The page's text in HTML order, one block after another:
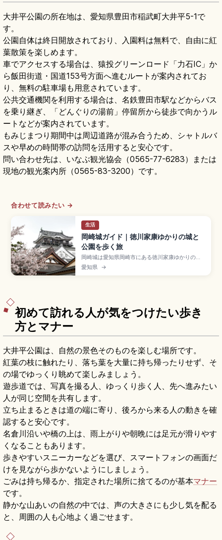
大井平公園の所在地は、愛知県豊田市稲武町大井平5-1で
す。
公園自体は終日開放されており、入園料は無料で、自由に紅
葉散策を楽しめます。
車でアクセスする場合は、猿投グリーンロード「力石IC」か
ら飯田街道・国道153号方面へ進むルートが案内されてお
り、無料の駐車場も用意されています。
公共交通機関を利用する場合は、名鉄豊田市駅などからバス
を乗り継ぎ、「どんぐりの湯前」停留所から徒歩で向かうル
ートなどが案内されています。
もみじまつり期間中は周辺道路が混み合うため、シャトルバ
スや早めの時間帯の訪問を活用すると安心です。
問い合わせ先は、いなぶ観光協会（0565-77-6283）または
現地の観光案内所（0565-83-3200）です。
合わせて読みたい →
生活
岡崎城ガイド｜徳川家康ゆかりの城と
公園を歩く旅
岡崎城は愛知県岡崎市にある徳川家康ゆかりの城
で、家康(竹千代)誕生の地と伝わり「龍城」とも呼
ばれる歴史スポット。15世紀中頃に西郷頼嗣が築
愛知県 →
初めて訪れる人が気をつけたい歩き
方とマナー
大井平公園は、自然の景色そのものを楽しむ場所です。
紅葉の枝に触れたり、落ち葉を大量に持ち帰ったりせず、そ
の場でゆっくり眺めて楽しみましょう。
遊歩道では、写真を撮る人、ゆっくり歩く人、先へ進みたい
人が同じ空間を共有します。
立ち止まるときは道の端に寄り、後ろから来る人の動きを確
認すると安心です。
名倉川沿いや橋の上は、雨上がりや朝晩には足元が滑りやす
くなることもあります。
歩きやすいスニーカーなどを選び、スマートフォンの画面だ
けを見ながら歩かないようにしましょう。
ごみは持ち帰るか、指定された場所に捨てるのが基本マナー
です。
静かな山あいの自然の中では、声の大きさにも少し気を配る
と、周囲の人も心地よく過ごせます。